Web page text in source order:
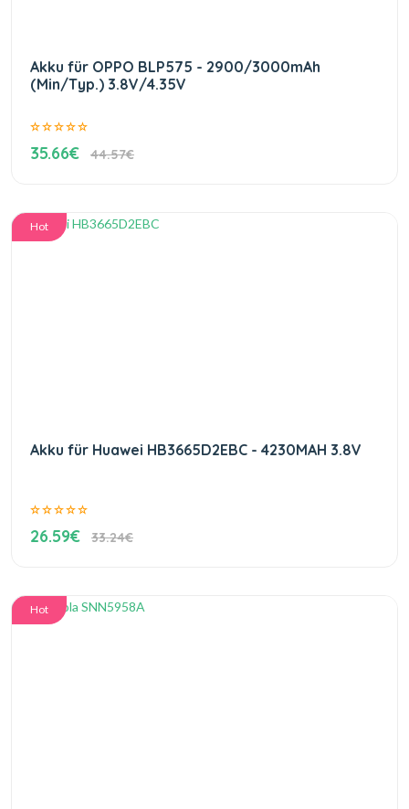
Akku für OPPO BLP575 - 2900/3000mAh
(Min/Typ.) 3.8V/4.35V
35.66€ 44.57€
Hot
Akku für Huawei HB3665D2EBC - 4230MAH 3.8V
26.59€ 33.24€
Hot